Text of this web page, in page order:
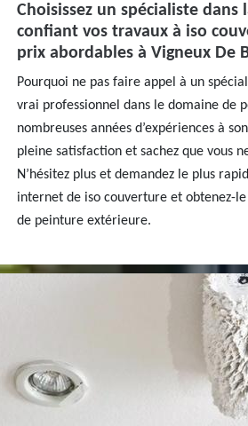
Choisissez un spécialiste
confiant vos travaux à iso
prix abordables à Vigneux De
Pourquoi ne pas faire appel à un
vrai professionnel dans le domaine de
nombreuses années d’expériences à
pleine satisfaction et sachez que vous
N’hésitez plus et demandez le plus
internet de iso couverture et obtenez-
de peinture extérieure.